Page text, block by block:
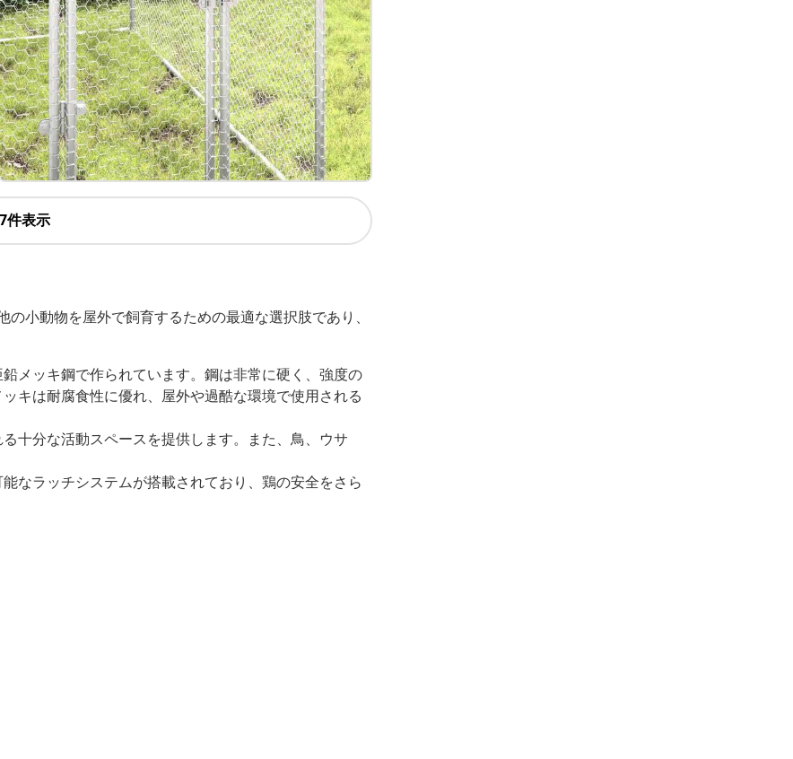
件表示
小動物を屋外で飼育するための最適な選択肢であり、
メッキ鋼で作られています。鋼は非常に硬く、強度の
キは耐腐食性に優れ、屋外や過酷な環境で使用される
十分な活動スペースを提供します。また、鳥、ウサ
なラッチシステムが搭載されており、鶏の安全をさら